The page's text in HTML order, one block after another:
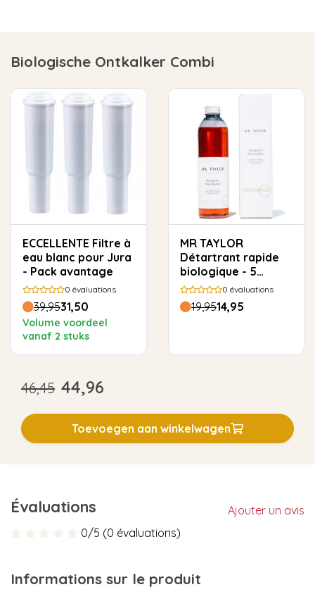
Biologische Ontkalker Combi
ECCELLENTE Filtre à
eau blanc pour Jura
- Pack avantage
0 évaluations
39,9531,50
Volume voordeel
vanaf 2 stuks
MR TAYLOR
Détartrant rapide
biologique - 5
utilisations
0 évaluations
19,9514,95
46,45 44,96
Toevoegen aan winkelwagen
Évaluations
Ajouter un avis
0/5 (0 évaluations)
Informations sur le produit